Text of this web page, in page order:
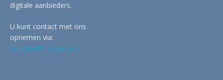
digitale aanbieders.
U kunt contact met ons
opnemen via:
redactie@merwertv.nl